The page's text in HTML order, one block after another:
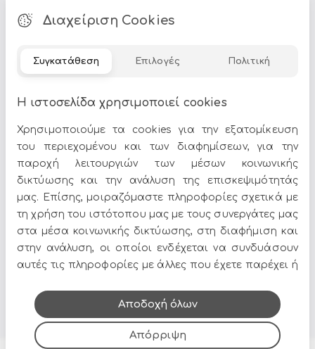
για να δώσετε χαρακτήρα στον χώρο σας. Στο Epilegin
θα βρείτε πλούσια γκάμα σε σχέδια, χρώματα και
σπιτιού σας.
Όλες οι προσφορές και τα νέα του Epilegin,
στο email και τα social media!
Διαχείριση Cookies
Συγκατάθεση Επιλογές Πολιτική
Η ιστοσελίδα χρησιμοποιεί cookies
Χρησιμοποιούμε τα cookies για την εξατομίκευση
του περιεχομένου και των διαφημίσεων, για την
παροχή λειτουργιών των μέσων κοινωνικής
δικτύωσης και την ανάλυση της επισκεψιμότητάς
μας. Επίσης, μοιραζόμαστε πληροφορίες σχετικά με
τη χρήση του ιστότοπου μας με τους συνεργάτες μας
στα μέσα κοινωνικής δικτύωσης, στη διαφήμιση και
στην ανάλυση, οι οποίοι ενδέχεται να συνδυάσουν
αυτές τις πληροφορίες με άλλες που έχετε παρέχει ή
τους.
Απόρριψη
Αποδοχή όλων